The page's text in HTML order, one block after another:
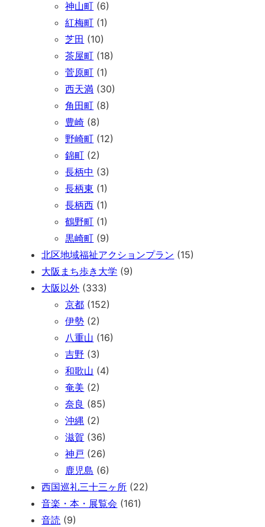
神山町 (6)
紅梅町 (1)
芝田 (10)
茶屋町 (18)
菅原町 (1)
西天満 (30)
角田町 (8)
豊崎 (8)
野崎町 (12)
錦町 (2)
長柄中 (3)
長柄東 (1)
長柄西 (1)
鶴野町 (1)
黒崎町 (9)
北区地域福祉アクションプラン (15)
大阪まち歩き大学 (9)
大阪以外 (333)
京都 (152)
伊勢 (2)
八重山 (16)
吉野 (3)
和歌山 (4)
奄美 (2)
奈良 (85)
沖縄 (2)
滋賀 (36)
神戸 (26)
鹿児島 (6)
西国巡礼三十三ヶ所 (22)
音楽・本・展覧会 (161)
音読 (9)